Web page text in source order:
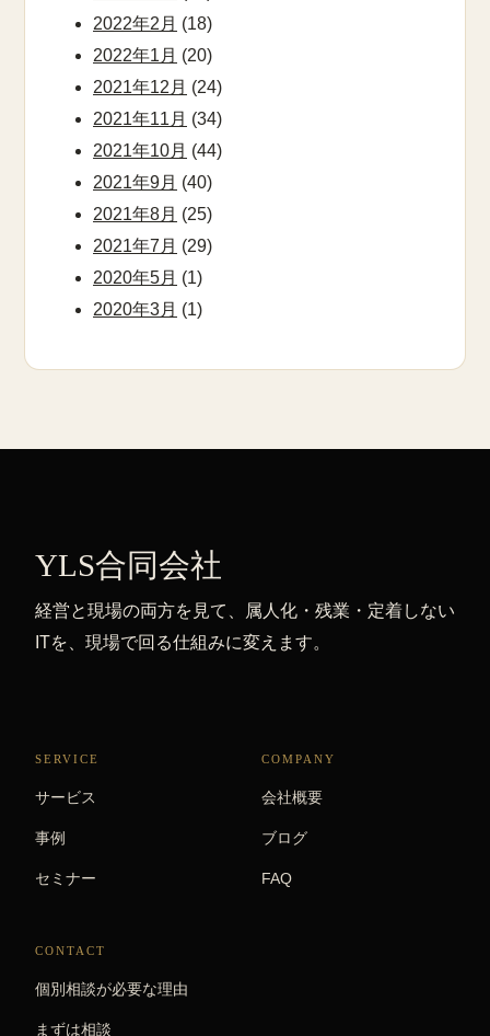
2022年2月 (18)
2022年1月 (20)
2021年12月 (24)
2021年11月 (34)
2021年10月 (44)
2021年9月 (40)
2021年8月 (25)
2021年7月 (29)
2020年5月 (1)
2020年3月 (1)
YLS合同会社
経営と現場の両方を見て、属人化・残業・定着しない
ITを、現場で回る仕組みに変えます。
SERVICE
サービス
事例
セミナー
COMPANY
会社概要
ブログ
FAQ
CONTACT
個別相談が必要な理由
まずは相談